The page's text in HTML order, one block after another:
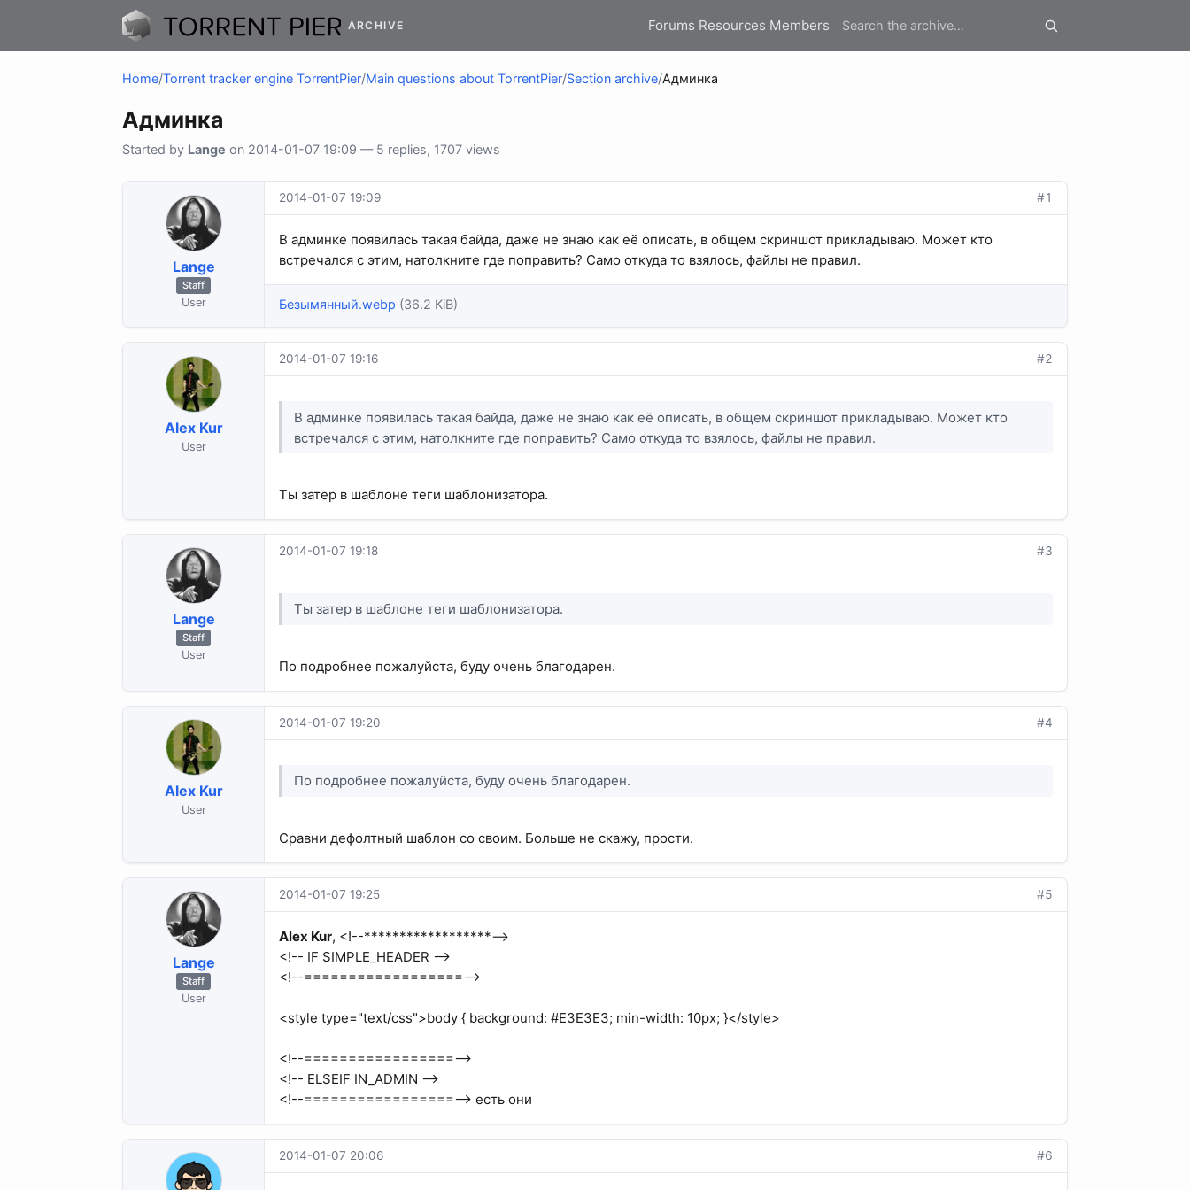
ARCHIVE Forums Resources Members
Home/Torrent tracker engine TorrentPier/Main questions about TorrentPier/Section archive/Админка
Админка
Started by Lange on 2014-01-07 19:09 — 5 replies, 1707 views
Lange
Staff
User
2014-01-07 19:09 #1
В админке появилась такая байда, даже не знаю как её описать, в общем скриншот прикладываю. Может кто
встречался с этим, натолкните где поправить? Само откуда то взялось, файлы не правил.
Безымянный.webp (36.2 KiB)
Alex Kur
User
2014-01-07 19:16 #2
В админке появилась такая байда, даже не знаю как её описать, в общем скриншот прикладываю. Может кто
встречался с этим, натолкните где поправить? Само откуда то взялось, файлы не правил.
Ты затер в шаблоне теги шаблонизатора.
Lange
Staff
User
2014-01-07 19:18 #3
Ты затер в шаблоне теги шаблонизатора.
По подробнее пожалуйста, буду очень благодарен.
Alex Kur
User
2014-01-07 19:20 #4
По подробнее пожалуйста, буду очень благодарен.
Сравни дефолтный шаблон со своим. Больше не скажу, прости.
Lange
Staff
User
2014-01-07 19:25 #5
Alex Kur, <!--******************-->
<!-- IF SIMPLE_HEADER -->
<!--==================-->
<style type="text/css">body { background: #E3E3E3; min-width: 10px; }</style>
<!--=================-->
<!-- ELSEIF IN_ADMIN -->
<!--=================--> есть они
2014-01-07 20:06 #6